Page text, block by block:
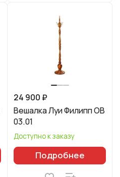
24 900 ₽
Вешалка Луи Филипп ОВ
03.01
Доступно к заказу
Подробнее